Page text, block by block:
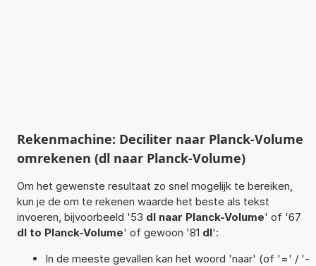
Rekenmachine: Deciliter naar Planck-Volume
omrekenen (dl naar Planck-Volume)
Om het gewenste resultaat zo snel mogelijk te bereiken,
kun je de om te rekenen waarde het beste als tekst
invoeren, bijvoorbeeld '53 dl naar Planck-Volume' of '67
dl to Planck-Volume' of gewoon '81 dl':
In de meeste gevallen kan het woord 'naar' (of '=' / '-